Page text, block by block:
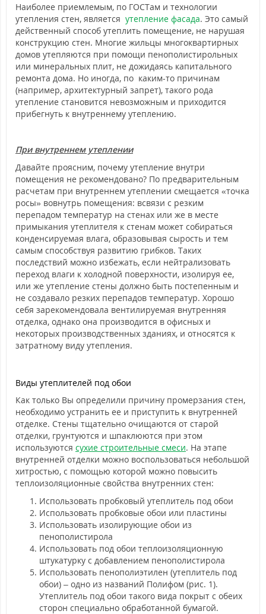
Наиболее приемлемым, по ГОСТам и технологии
утепления стен, является утепление фасада. Это самый
действенный способ утеплить помещение, не нарушая
конструкцию стен. Многие жильцы многоквартирных
домов утепляются при помощи пенополистирольных
или минеральных плит, не дожидаясь капитального
ремонта дома. Но иногда, по каким-то причинам
(например, архитектурный запрет), такого рода
утепление становится невозможным и приходится
прибегнуть к внутреннему утеплению.
При внутреннем утеплении
Давайте проясним, почему утепление внутри
помещения не рекомендовано? По предварительным
расчетам при внутреннем утеплении смещается «точка
росы» вовнутрь помещения: всвязи с резким
перепадом температур на стенах или же в месте
примыкания утеплителя к стенам может собираться
конденсируемая влага, образовывая сырость и тем
самым способствуя развитию грибков. Таких
последствий можно избежать, если нейтрализовать
переход влаги к холодной поверхности, изолируя ее,
или же утепление стены должно быть постепенным и
не создавало резких перепадов температур. Хорошо
себя зарекомендовала вентилируемая внутренняя
отделка, однако она производится в офисных и
некоторых производственных зданиях, и относятся к
затратному виду утепления.
Виды утеплителей под обои
Как только Вы определили причину промерзания стен,
необходимо устранить ее и приступить к внутренней
отделке. Стены тщательно очищаются от старой
отделки, грунтуются и шпаклюются при этом
используются сухие строительные смеси. На этапе
внутренней отделки можно воспользоваться небольшой
хитростью, с помощью которой можно повысить
теплоизоляционные свойства внутренних стен:
Использовать пробковый утеплитель под обои
Использовать пробковые обои или пластины
Использовать изолирующие обои из
пенополистирола
Использовать под обои теплоизоляционную
штукатурку с добавлением пенополистирола
Использовать пенополиэтилен (утеплитель под
обои) – одно из названий Полифом (рис. 1).
Утеплитель под обои такого вида покрыт с обеих
сторон специально обработанной бумагой.